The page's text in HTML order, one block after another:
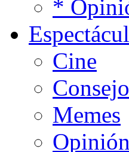
*
Cine
Memes
Opinión